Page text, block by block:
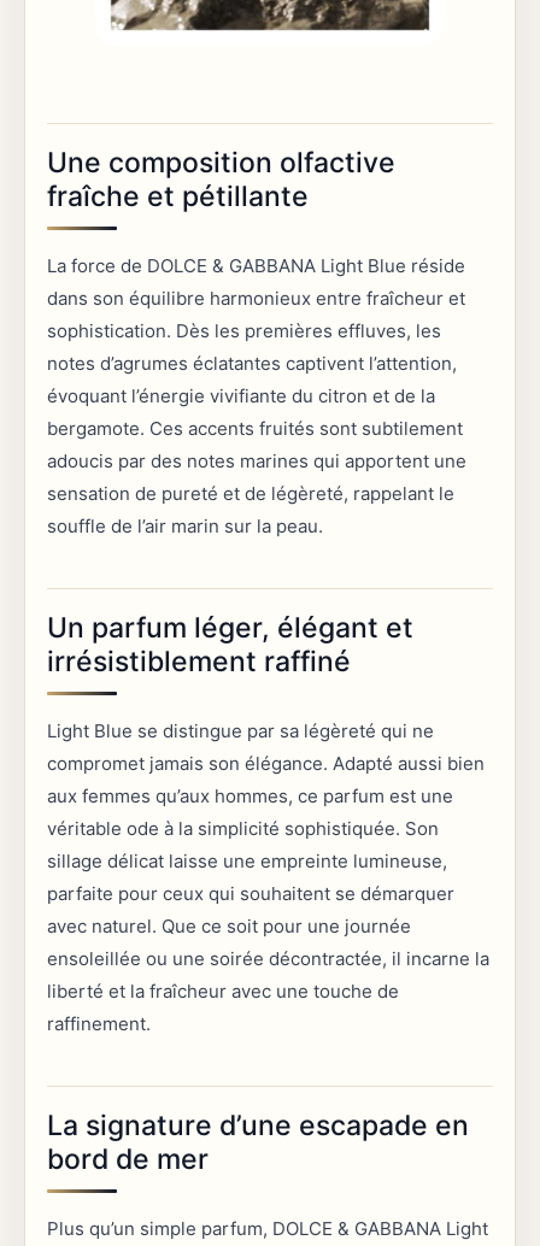
Une composition olfactive
fraîche et pétillante
La force de DOLCE & GABBANA Light Blue réside
dans son équilibre harmonieux entre fraîcheur et
sophistication. Dès les premières effluves, les
notes d’agrumes éclatantes captivent l’attention,
évoquant l’énergie vivifiante du citron et de la
bergamote. Ces accents fruités sont subtilement
adoucis par des notes marines qui apportent une
sensation de pureté et de légèreté, rappelant le
souffle de l’air marin sur la peau.
Un parfum léger, élégant et
irrésistiblement raffiné
Light Blue se distingue par sa légèreté qui ne
compromet jamais son élégance. Adapté aussi bien
aux femmes qu’aux hommes, ce parfum est une
véritable ode à la simplicité sophistiquée. Son
sillage délicat laisse une empreinte lumineuse,
parfaite pour ceux qui souhaitent se démarquer
avec naturel. Que ce soit pour une journée
ensoleillée ou une soirée décontractée, il incarne la
liberté et la fraîcheur avec une touche de
raffinement.
La signature d’une escapade en
bord de mer
Plus qu’un simple parfum, DOLCE & GABBANA Light